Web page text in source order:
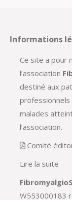
Informations
Ce site a pour
l’association
destiné aux
malades
l’association.
Comité
Lire la suite
W553000183